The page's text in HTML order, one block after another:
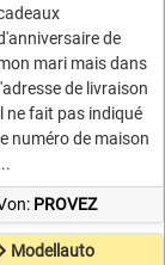
de
mari mais dans
l'adresse de livraison
ne fait pas indiqué
le numéro de maison
PROVEZ
Modellauto